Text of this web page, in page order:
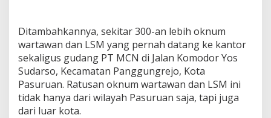
u
u
t
”
k
e
Ditambahkannya, sekitar 300-an lebih oknum
wartawan dan LSM yang pernah datang ke kantor
sekaligus gudang PT MCN di Jalan Komodor Yos
Sudarso, Kecamatan Panggungrejo, Kota
Pasuruan. Ratusan oknum wartawan dan LSM ini
tidak hanya dari wilayah Pasuruan saja, tapi juga
dari luar kota.